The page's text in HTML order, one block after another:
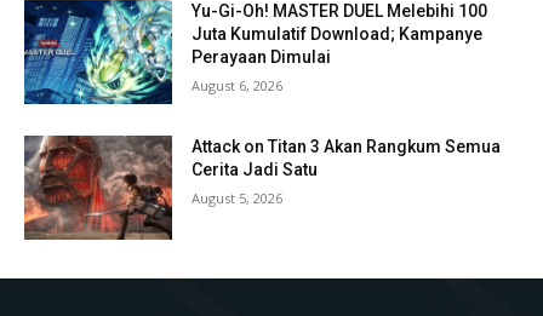
Yu-Gi-Oh! MASTER DUEL Melebihi 100
Juta Kumulatif Download; Kampanye
Perayaan Dimulai
August 6, 2026
Attack on Titan 3 Akan Rangkum Semua
Cerita Jadi Satu
August 5, 2026